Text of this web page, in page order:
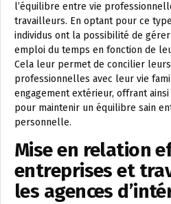
l’équilibre entre vie
travailleurs. En optant pour ce
individus ont la possibilité de
emploi du temps en fonction de
Cela leur permet de concilier
professionnelles avec leur vie
engagement extérieur, offrant
pour maintenir un équilibre sain
personnelle.
Mise en relation
entreprises et
les agences